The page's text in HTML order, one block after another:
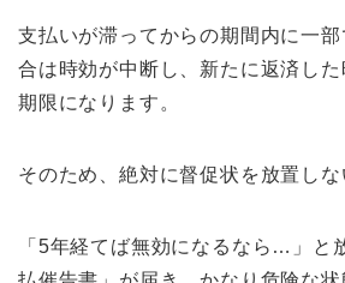
支払いが滞ってからの期間内に一
合は時効が中断し、新たに返済し
期限になります。
そのため、絶対に督促状を放置しな
「5年経てば無効になるなら…」と